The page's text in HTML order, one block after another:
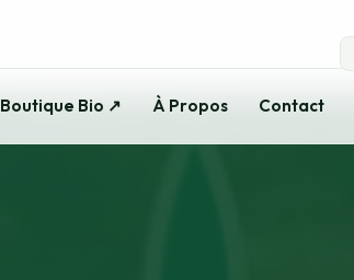
Boutique Bio ↗ À Propos Contact